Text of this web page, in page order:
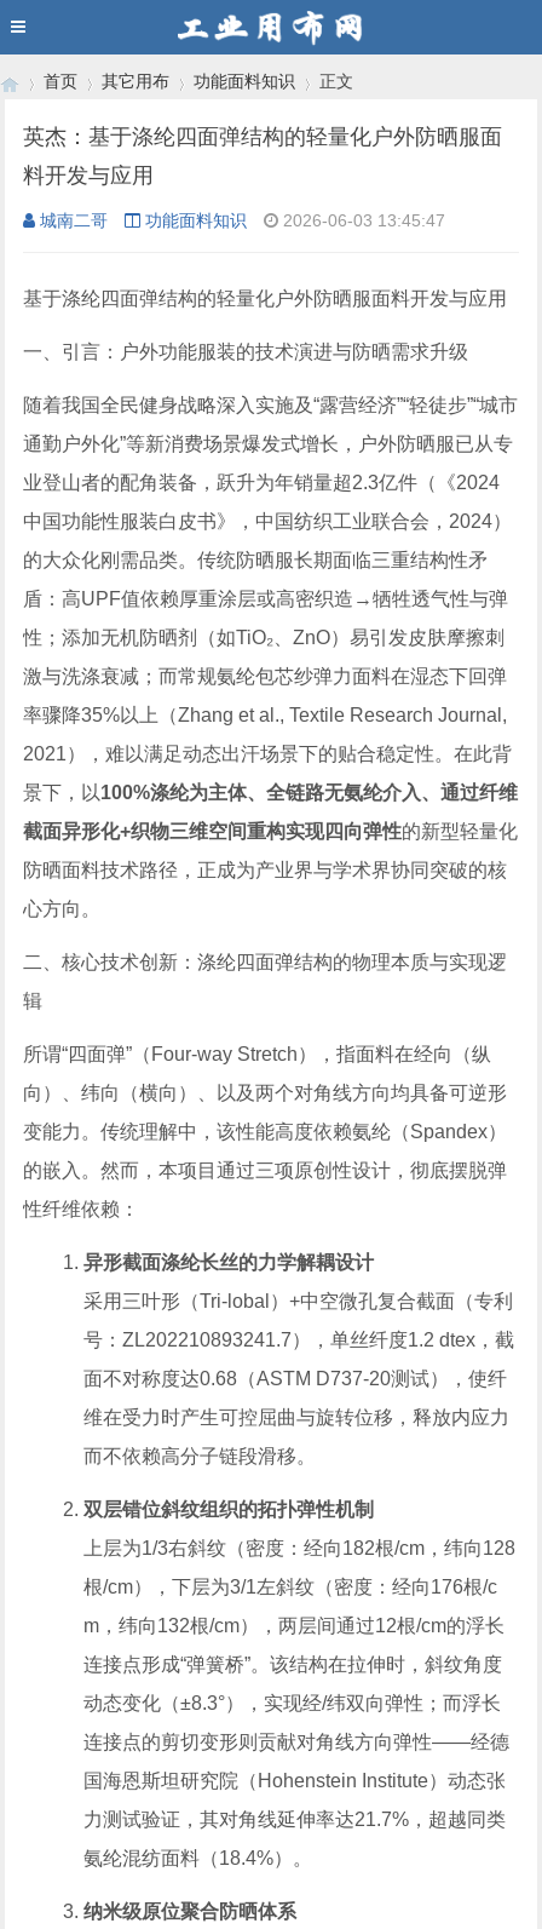
›
首页
›
其它用布 功能面料知识 正文
英杰：基于涤纶四面弹结构的轻量化户外防晒服面
料开发与应用
城南二哥 功能面料知识 2026-06-03 13:45:47
基于涤纶四面弹结构的轻量化户外防晒服面料开发与应用
一、引言：户外功能服装的技术演进与防晒需求升级
随着我国全民健身战略深入实施及“露营经济”“轻徒步”“城市
通勤户外化”等新消费场景爆发式增长，户外防晒服已从专
业登山者的配角装备，跃升为年销量超2.3亿件（《2024
中国功能性服装白皮书》，中国纺织工业联合会，2024）
的大众化刚需品类。传统防晒服长期面临三重结构性矛
盾：高UPF值依赖厚重涂层或高密织造→牺牲透气性与弹
性；添加无机防晒剂（如TiO₂、ZnO）易引发皮肤摩擦刺
激与洗涤衰减；而常规氨纶包芯纱弹力面料在湿态下回弹
率骤降35%以上（Zhang et al.,Textile Research Journal ,
2021），难以满足动态出汗场景下的贴合稳定性。在此背
景下，以100%涤纶为主体、全链路无氨纶介入、通过纤维
截面异形化+织物三维空间重构实现四向弹性的新型轻量化
防晒面料技术路径，正成为产业界与学术界协同突破的核
心方向。
二、核心技术创新：涤纶四面弹结构的物理本质与实现逻
辑
所谓“四面弹”（Four-way Stretch），指面料在经向（纵
向）、纬向（横向）、以及两个对角线方向均具备可逆形
变能力。传统理解中，该性能高度依赖氨纶（Spandex）
的嵌入。然而，本项目通过三项原创性设计，彻底摆脱弹
性纤维依赖：
异形截面涤纶长丝的力学解耦设计
采用三叶形（Tri-lobal）+中空微孔复合截面（专利
号：ZL202210893241.7），单丝纤度1.2 dtex，截
面不对称度达0.68（ASTM D737-20测试），使纤
维在受力时产生可控屈曲与旋转位移，释放内应力
而不依赖高分子链段滑移。
双层错位斜纹组织的拓扑弹性机制
上层为1/3右斜纹（密度：经向182根/cm，纬向128
根/cm），下层为3/1左斜纹（密度：经向176根/c
m，纬向132根/cm），两层间通过12根/cm的浮长
连接点形成“弹簧桥”。该结构在拉伸时，斜纹角度
动态变化（±8.3°），实现经/纬双向弹性；而浮长
连接点的剪切变形则贡献对角线方向弹性——经德
国海恩斯坦研究院（Hohenstein Institute）动态张
力测试验证，其对角线延伸率达21.7%，超越同类
氨纶混纺面料（18.4%）。
纳米级原位聚合防晒体系